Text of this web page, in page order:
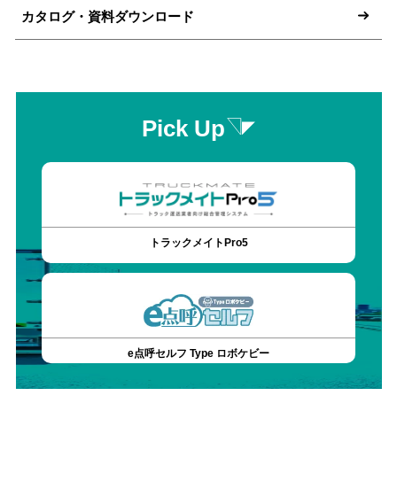
カタログ・資料ダウンロード
Pick Up
トラックメイトPro5
e点呼セルフ Type ロボケビー